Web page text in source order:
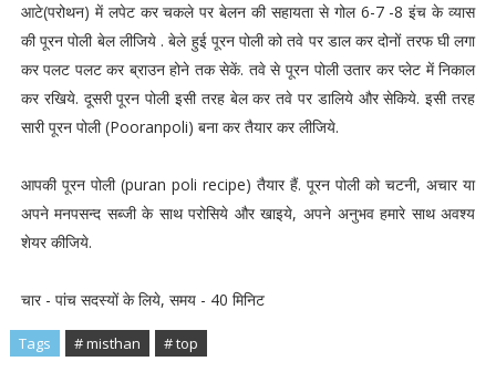
आटे(परोथन) में लपेट कर चकले पर बेलन की सहायता से गोल 6-7 -8 इंच के व्यास
की पूरन पोली बेल लीजिये . बेले हुई पूरन पोली को तवे पर डाल कर दोनों तरफ घी लगा
कर पलट पलट कर ब्राउन होने तक सेकें. तवे से पूरन पोली उतार कर प्लेट में निकाल
कर रखिये. दूसरी पूरन पोली इसी तरह बेल कर तवे पर डालिये और सेकिये. इसी तरह
सारी पूरन पोली (Pooranpoli) बना कर तैयार कर लीजिये.
आपकी पूरन पोली (puran poli recipe) तैयार हैं. पूरन पोली को चटनी, अचार या
अपने मनपसन्द सब्जी के साथ परोसिये और खाइये, अपने अनुभव हमारे साथ अवश्य
शेयर कीजिये.
चार - पांच सदस्यों के लिये, समय - 40 मिनिट
Tags # misthan # top